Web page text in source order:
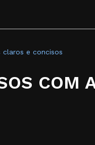
e concisos
COM